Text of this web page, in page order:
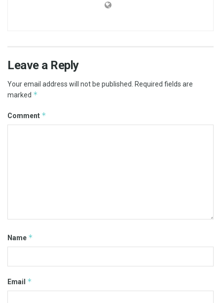
Leave a Reply
Your email address will not be published. Required fields are
marked *
Comment *
Name *
Email *